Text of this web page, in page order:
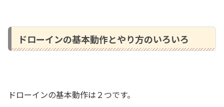
ドローインの基本動作とやり方のいろいろ
ドローインの基本動作は２つです。